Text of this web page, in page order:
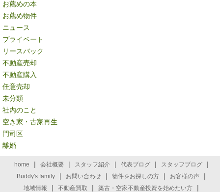
お薦めの本
お薦め物件
ニュース
プライベート
リースバック
不動産売却
不動産購入
任意売却
未分類
社内のこと
空き家・古家再生
門司区
離婚
home | 会社概要 | スタッフ紹介 | 代表ブログ | スタッフブログ |
Buddy's family | お問い合わせ | 物件をお探しの方 | お客様の声 |
地域情報 | 不動産買取 | 築古・空家不動産投資を始めたい方 |